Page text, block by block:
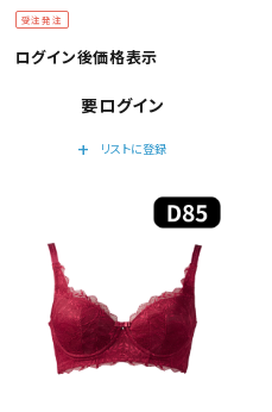
受注発注
ログイン後価格表示
要ログイン
add
リストに登録